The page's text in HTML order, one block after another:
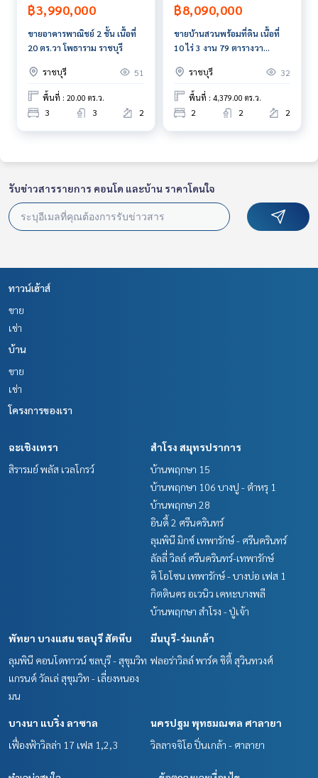
฿3,990,000
ขายอาคารพาณิชย์ 2 ชั้น เนื้อที่
20 ตร.วา โพธาราม ราชบุรี
ราชบุรี 51
พื้นที่ : 20.00 ตร.ว.
3 3 2
฿8,090,000
ขายบ้านสวนพร้อมที่ดิน เนื้อที่
10 ไร่ 3 งาน 79 ตารางวา
อีกหลังราชบุรี 32
พื้นที่ : 4,379.00 ตร.ว.
2 2 2
รับข่าวสารรายการ คอนโด และบ้าน ราคาโดนใจ
ทาวน์เฮ้าส์
ขาย
เช่า
บ้าน
ขาย
เช่า
โครงการของเรา
ฉะเชิงเทรา
สิรารมย์ พลัส เวลโกรว์
สำโรง สมุทรปราการ
บ้านพฤกษา 15
บ้านพฤกษา 106 บางปู - ตำหรุ 1
บ้านพฤกษา 28
อินดี้ 2 ศรีนครินทร์
ลุมพินี มิกซ์ เทพารักษ์ - ศรีนครินทร์
ลัลลี่ วิลล์ ศรีนครินทร์-เทพารักษ์
ดิ โอโซน เทพารักษ์ - บางบ่อ เฟส 1
กิตตินคร อเวนิว เคหะบางพลี
บ้านพฤกษา สำโรง - ปู่เจ้า
พัทยา บางแสน ชลบุรี สัตหีบ
ลุมพินี คอนโดทาวน์ ชลบุรี - สุขุมวิท
แกรนด์ วัลเล่ สุขุมวิท - เลี่ยงหนอง
มน
มีนบุรี-ร่มเกล้า
ฟลอร่าวิลล์ พาร์ค ซิตี้ สุวินทวงศ์
บางนา แบริ่ง ลาซาล
เฟื่องฟ้าวิลล่า 17 เฟส 1,2,3
นครปฐม พุทธมณฑล ศาลายา
วิลลาจจิโอ ปิ่นเกล้า - ศาลายา